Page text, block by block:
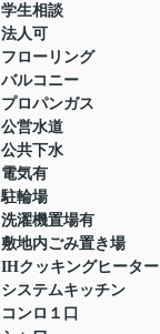
学生相談
法人可
フローリング
バルコニー
プロパンガス
公営水道
公共下水
電気有
駐輪場
洗濯機置場有
敷地内ごみ置き場
IHクッキングヒーター
システムキッチン
コンロ１口